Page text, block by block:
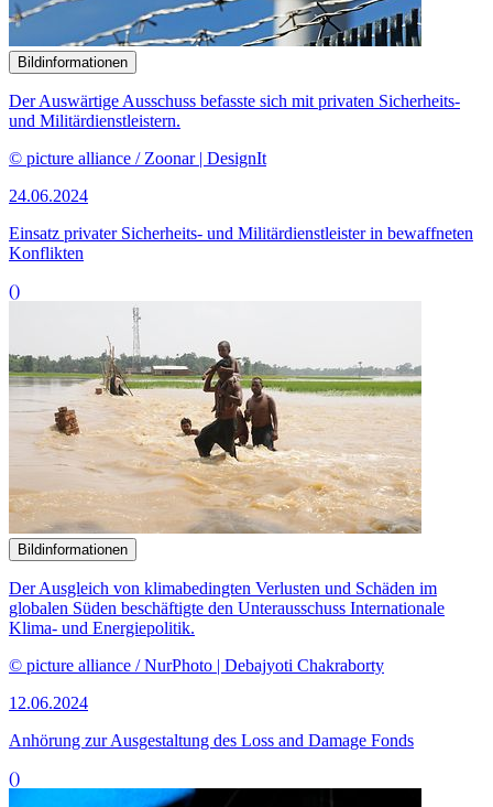
Bildinformationen
Der Auswärtige Ausschuss befasste sich mit privaten Sicherheits-
und Militärdienstleistern.
© picture alliance / Zoonar | DesignIt
24.06.2024
Einsatz privater Sicherheits- und Militärdienstleister in bewaffneten
Konflikten
()
Bildinformationen
Der Ausgleich von klimabedingten Verlusten und Schäden im
globalen Süden beschäftigte den Unterausschuss Internationale
Klima- und Energiepolitik.
© picture alliance / NurPhoto | Debajyoti Chakraborty
12.06.2024
Anhörung zur Ausgestaltung des Loss and Damage Fonds
()